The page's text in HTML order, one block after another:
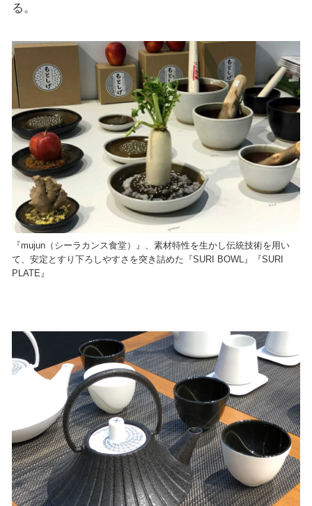
る。
『mujun（シーラカンス食堂）』、素材特性を生かし伝統技術を用い
て、安定とすり下ろしやすさを突き詰めた『SURI BOWL』『SURI
PLATE』